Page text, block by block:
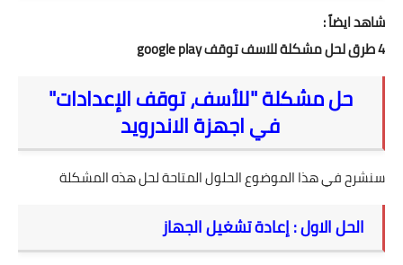
شاهد ايضاً :
4 طرق لحل مشكلة للاسف توقف google play
حل مشكلة "للأسف، توقف الإعدادات"
في اجهزة الاندرويد
سنشرح في هذا الموضوع الحلول المتاحة لحل هذه المشكلة
الحل الاول : إعادة تشغيل الجهاز